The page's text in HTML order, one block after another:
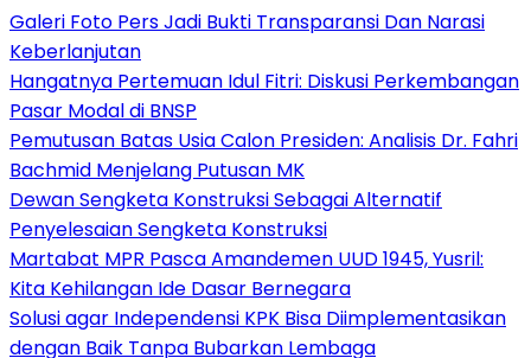
Galeri Foto Pers Jadi Bukti Transparansi Dan Narasi
Keberlanjutan
Hangatnya Pertemuan Idul Fitri: Diskusi Perkembangan
Pasar Modal di BNSP
Pemutusan Batas Usia Calon Presiden: Analisis Dr. Fahri
Bachmid Menjelang Putusan MK
Dewan Sengketa Konstruksi Sebagai Alternatif
Penyelesaian Sengketa Konstruksi
Martabat MPR Pasca Amandemen UUD 1945, Yusril:
Kita Kehilangan Ide Dasar Bernegara
Solusi agar Independensi KPK Bisa Diimplementasikan
dengan Baik Tanpa Bubarkan Lembaga